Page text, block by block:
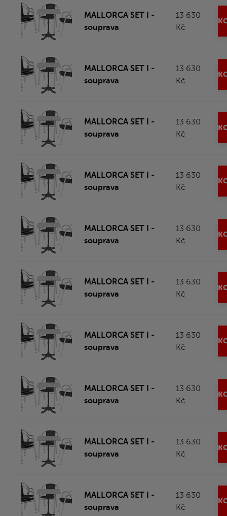
MALLORCA SET I -
souprava
13 630
Kč
MALLORCA SET I -
souprava
13 630
Kč
MALLORCA SET I -
souprava
13 630
Kč
MALLORCA SET I -
souprava
13 630
Kč
MALLORCA SET I -
souprava
13 630
Kč
MALLORCA SET I -
souprava
13 630
Kč
MALLORCA SET I -
souprava
13 630
Kč
MALLORCA SET I -
souprava
13 630
Kč
MALLORCA SET I -
souprava
13 630
Kč
MALLORCA SET I -
souprava
13 630
Kč